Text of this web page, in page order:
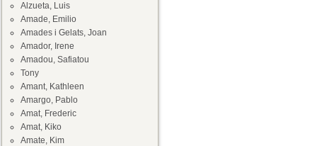
Alzueta, Luis
Amade, Emilio
Amades i Gelats, Joan
Amador, Irene
Amadou, Safiatou
Tony
Amant, Kathleen
Amargo, Pablo
Amat, Frederic
Amat, Kiko
Amate, Kim